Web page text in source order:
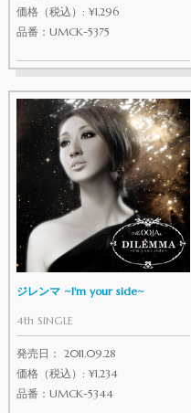
価格（税込）: ¥1,296
品番：UMCK-5375
ジレンマ ~I'm your side~
4th SINGLE
発売日： 2011.09.28
価格（税込）: ¥1,234
品番：UMCK-5344